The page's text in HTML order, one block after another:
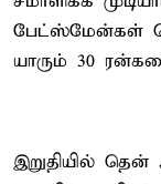
பேட்ஸ்மேன்கள்
யாரும் 30
இறுதியில்